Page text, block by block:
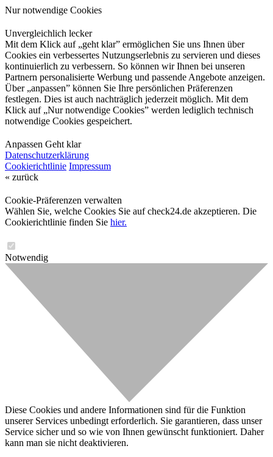
Nur notwendige Cookies
Unvergleichlich lecker
Mit dem Klick auf „geht klar” ermöglichen Sie uns Ihnen über
Cookies ein verbessertes Nutzungserlebnis zu servieren und dieses
kontinuierlich zu verbessern. So können wir Ihnen bei unseren
Partnern personalisierte Werbung und passende Angebote anzeigen.
Über „anpassen” können Sie Ihre persönlichen Präferenzen
festlegen. Dies ist auch nachträglich jederzeit möglich. Mit dem
Klick auf „Nur notwendige Cookies” werden lediglich technisch
notwendige Cookies gespeichert.
Anpassen Geht klar
Datenschutzerklärung
Cookierichtlinie Impressum
« zurück
Cookie-Präferenzen verwalten
Wählen Sie, welche Cookies Sie auf check24.de akzeptieren. Die
Cookierichtlinie finden Sie hier.
Notwendig
Diese Cookies und andere Informationen sind für die Funktion
unserer Services unbedingt erforderlich. Sie garantieren, dass unser
Service sicher und so wie von Ihnen gewünscht funktioniert. Daher
kann man sie nicht deaktivieren.